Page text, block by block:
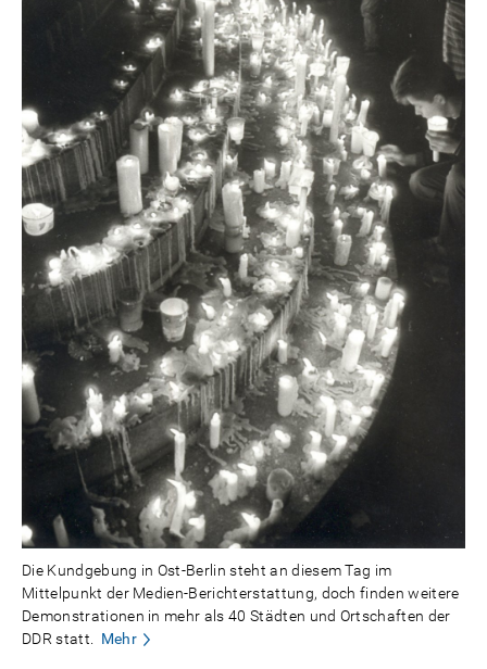
Die Kundgebung in Ost-Berlin steht an diesem Tag im
Mittelpunkt der Medien-Berichterstattung, doch finden weitere
Demonstrationen in mehr als 40 Städten und Ortschaften der
DDR statt. Mehr